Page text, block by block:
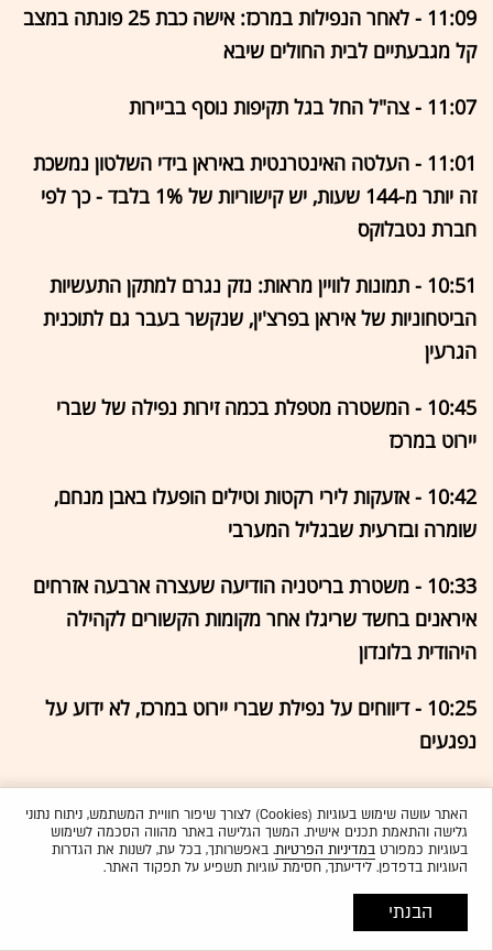
11:09 - לאחר הנפילות במרכז: אישה כבת 25 פונתה במצב
קל מגבעתיים לבית החולים שיבא
11:07 - צה"ל החל בגל תקיפות נוסף בביירות
11:01 - העלטה האינטרנטית באיראן בידי השלטון נמשכת
זה יותר מ-144 שעות, יש קישוריות של 1% בלבד - כך לפי
חברת נטבלוקס
10:51 - תמונות לוויין מראות: נזק נגרם למתקן התעשיות
הביטחוניות של איראן בפרצ'ין, שנקשר בעבר גם לתוכנית
הגרעין
10:45 - המשטרה מטפלת בכמה זירות נפילה של שברי
יירוט במרכז
10:42 - אזעקות לירי רקטות וטילים הופעלו באבן מנחם,
שומרה ובזרעית שבגליל המערבי
10:33 - משטרת בריטניה הודיעה שעצרה ארבעה אזרחים
איראנים בחשד שריגלו אחר מקומות הקשורים לקהילה
היהודית בלונדון
10:25 - דיווחים על נפילת שברי יירוט במרכז, לא ידוע על
נפגעים
10:14 - נגיד הבנק המרכזי של סין: התקפות ארה"ב וישראל
על איראן הובילו לעלייה חדה בהימנעות מסיכון בשווקים
הגלובליים
10:12 - זוהו שיגורים מאיראן. התרעות הופעלו באזורים
האתר עושה שימוש בעוגיות (Cookies) לצורך שיפור חוויית המשתמש, ניתוח נתוני
גלישה והתאמת תכנים אישית. המשך הגלישה באתר מהווה הסכמה לשימוש
בעוגיות כמפורטבמדיניות הפרטיות. באפשרותך, בכל עת, לשנות את הגדרות
העוגיות בדפדפן. לידיעתך, חסימת עוגיות תשפיע על תפקוד האתר.
הבנתי